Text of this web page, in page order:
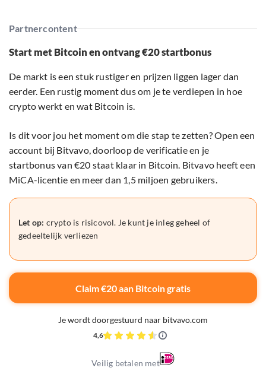
Partnercontent
Start met Bitcoin en ontvang €20 startbonus
De markt is een stuk rustiger en prijzen liggen lager dan
eerder. Een rustig moment dus om je te verdiepen in hoe
crypto werkt en wat Bitcoin is.
Is dit voor jou het moment om die stap te zetten? Open een
account bij Bitvavo, doorloop de verificatie en je
startbonus van €20 staat klaar in Bitcoin. Bitvavo heeft een
MiCA-licentie en meer dan 1,5 miljoen gebruikers.
Let op: crypto is risicovol. Je kunt je inleg geheel of
gedeeltelijk verliezen
Claim €20 aan Bitcoin gratis
Je wordt doorgestuurd naar bitvavo.com
4,6
Veilig betalen met